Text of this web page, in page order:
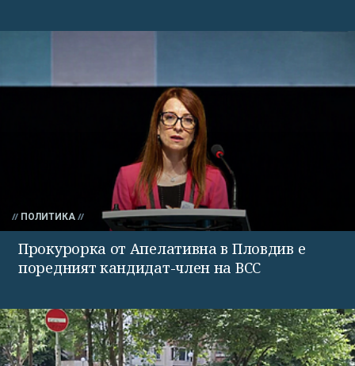
ПОЛИТИКА
Прокурорка от Апелативна в Пловдив е
поредният кандидат-член на ВСС